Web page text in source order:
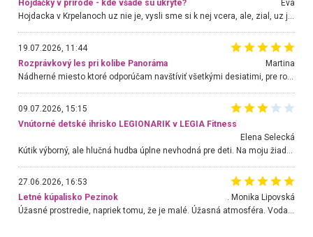
Hojdačky v prírode - kde všade sú ukryté?
Eva
Hojdacka v Krpelanoch uz nie je, vysli sme si k nej vcera, ale, zial, uz je znicena. Ak sem planujete cestu len kvoli hojdacke, mozete si ju usetrit. Krasny vyhlad je tu vsak aj bez hojdacky :-)
19.07.2026, 11:44
Rozprávkový les pri kolibe Panoráma
Martina
Nádherné miesto ktoré odporúčam navštíviť všetkými desiatimi, pre rodiny s deťmi, dôchodcom... Proste a jednoducho ozaj rozprávkový les.. určite ešte prídeme. Odniesli sme si na pamiatku krásne tričká,
09.07.2026, 15:15
Vnútorné detské ihrisko LEGIONARIK v LEGIA Fitness
Elena Selecká
27.06.2026, 16:53
Letné kúpalisko Pezinok
. Monika Lipovská
Úžasné prostredie, napriek tomu, že je malé. Úžasná atmosféra. Voda fantastická a nádherná. Ľudí je pomerne veľa, ale su mili a ohľaduplní. Je veľmi zaujímavé sledovať, ako dokážu spolu športovať cudzí ľudia a bez ohľadu na vek. Vládne tu pohoda. Vnuka neviem dostať z vody. Ďakujem za krásny deň . Urcite sa sem vrátim. Jediný problém je s parkovaním, ale aj ten sa mi podarilo vyriešiť. Monika Bratislava